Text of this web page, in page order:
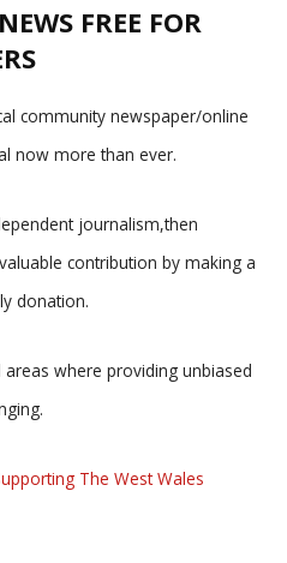
FREE FOR
community newspaper/online
now more than ever.
journalism,then
contribution by making a
donation.
where providing unbiased
The West Wales